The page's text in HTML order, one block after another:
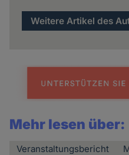
Weitere Artikel des
Mehr lesen über:
Veranstaltungsbericht